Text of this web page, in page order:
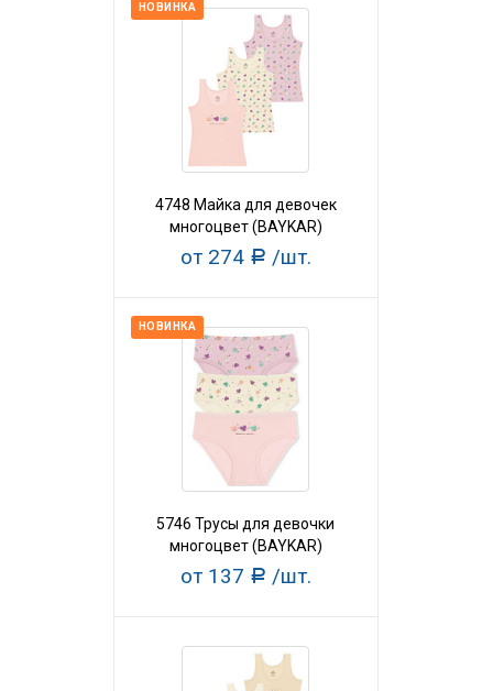
НОВИНКА
4748 Майка для девочек
многоцвет (BAYKAR)
от 274 Р /шт.
НОВИНКА
5746 Трусы для девочки
многоцвет (BAYKAR)
от 137 Р /шт.